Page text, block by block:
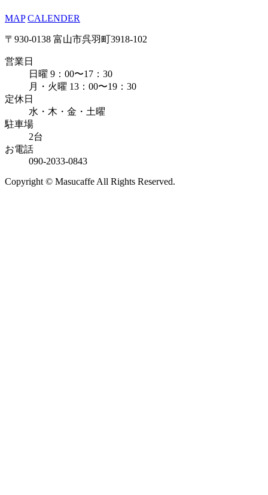
MAP CALENDER
〒930-0138 富山市呉羽町3918-102
営業日
日曜 9：00〜17：30
月・火曜 13：00〜19：30
定休日
水・木・金・土曜
駐車場
2台
お電話
090-2033-0843
Copyright © Masucaffe All Rights Reserved.